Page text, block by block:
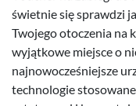
świetnie się sprawdzi
Twojego otoczenia na
wyjątkowe miejsce o
najnowocześniejsze
technologie